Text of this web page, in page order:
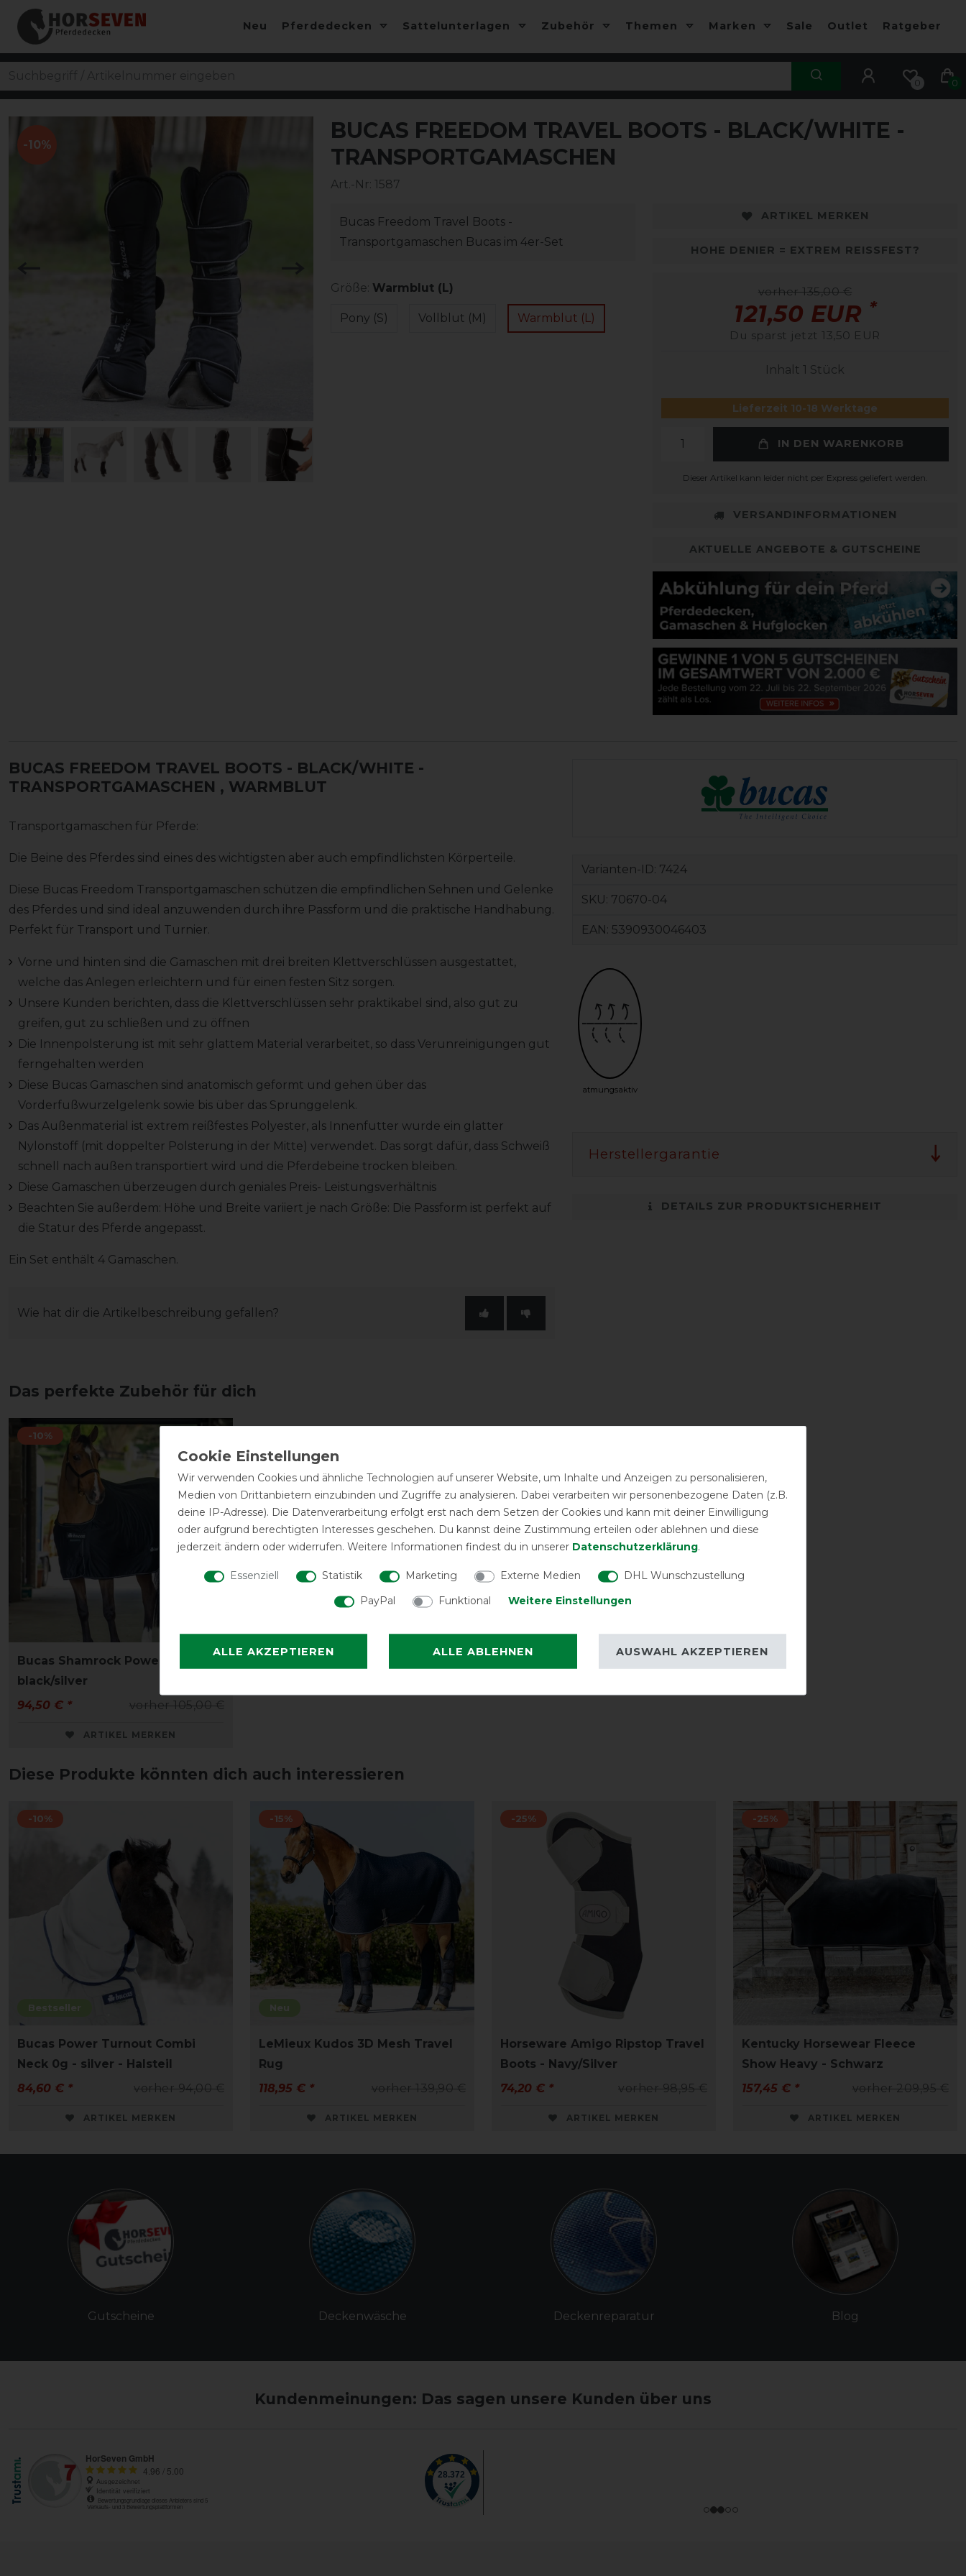
Neu Pferdedecken Sattelunterlagen Zubehör Themen Marken Sale Outlet Ratgeber
0 0
-10%
BUCAS FREEDOM TRAVEL BOOTS - BLACK/WHITE -
TRANSPORTGAMASCHEN
Art.-Nr: 1587
Bucas Freedom Travel Boots -
Transportgamaschen Bucas im 4er-Set
Größe: Warmblut (L)
Pony (S) Vollblut (M) Warmblut (L)
ARTIKEL MERKEN
HOHE DENIER = EXTREM REISSFEST?
vorher 135,00 €
121,50 EUR *
Du sparst jetzt 13,50 EUR
Inhalt 1 Stück
Lieferzeit 10-18 Werktage
IN DEN WARENKORB
Dieser Artikel kann leider nicht per Express geliefert werden.
VERSANDINFORMATIONEN
AKTUELLE ANGEBOTE & GUTSCHEINE
BUCAS FREEDOM TRAVEL BOOTS - BLACK/WHITE -
TRANSPORTGAMASCHEN , WARMBLUT
Transportgamaschen für Pferde:
Die Beine des Pferdes sind eines des wichtigsten aber auch empfindlichsten Körperteile.
Diese Bucas Freedom Transportgamaschen schützen die empfindlichen Sehnen und Gelenke
des Pferdes und sind ideal anzuwenden durch ihre Passform und die praktische Handhabung.
Perfekt für Transport und Turnier.
Vorne und hinten sind die Gamaschen mit drei breiten Klettverschlüssen ausgestattet,
welche das Anlegen erleichtern und für einen festen Sitz sorgen.
Unsere Kunden berichten, dass die Klettverschlüssen sehr praktikabel sind, also gut zu
greifen, gut zu schließen und zu öffnen
Die Innenpolsterung ist mit sehr glattem Material verarbeitet, so dass Verunreinigungen gut
ferngehalten werden
Diese Bucas Gamaschen sind anatomisch geformt und gehen über das
Vorderfußwurzelgelenk sowie bis über das Sprunggelenk.
Das Außenmaterial ist extrem reißfestes Polyester, als Innenfutter wurde ein glatter
Nylonstoff (mit doppelter Polsterung in der Mitte) verwendet. Das sorgt dafür, dass Schweiß
schnell nach außen transportiert wird und die Pferdebeine trocken bleiben.
Diese Gamaschen überzeugen durch geniales Preis- Leistungsverhältnis
Beachten Sie außerdem: Höhe und Breite variiert je nach Größe: Die Passform ist perfekt auf
die Statur des Pferde angepasst.
Ein Set enthält 4 Gamaschen.
Wie hat dir die Artikelbeschreibung gefallen?
Varianten-ID: 7424
SKU: 70670-04
EAN: 5390930046403
atmungsaktiv
Herstellergarantie
DETAILS ZUR PRODUKTSICHERHEIT
Das perfekte Zubehör für dich
-10%
Bucas Shamrock Power -
black/silver
vorher 105,00 €
94,50 € *
ARTIKEL MERKEN
Diese Produkte könnten dich auch interessieren
Bestseller
-10%
Bucas Power Turnout Combi
Neck 0g - silver - Halsteil
vorher 94,00 €
84,60 € *
ARTIKEL MERKEN
Neu
-15%
LeMieux Kudos 3D Mesh Travel
Rug
vorher 139,90 €
118,95 € *
ARTIKEL MERKEN
-25%
Horseware Amigo Ripstop Travel
Boots - Navy/Silver
vorher 98,95 €
74,20 € *
ARTIKEL MERKEN
-25%
Kentucky Horsewear Fleece
Show Heavy - Schwarz
vorher 209,95 €
157,45 € *
ARTIKEL MERKEN
Gutscheine Deckenwäsche Deckenreparatur Blog
Kundenmeinungen: Das sagen unsere Kunden über uns
Wir verwenden Cookies und ähnliche Technologien auf unserer Website, um Inhalte und Anzeigen zu personalisieren,
Medien von Drittanbietern einzubinden und Zugriffe zu analysieren. Dabei verarbeiten wir personenbezogene Daten (z.B.
deine IP-Adresse). Die Datenverarbeitung erfolgt erst nach dem Setzen der Cookies und kann mit deiner Einwilligung
oder aufgrund berechtigten Interesses geschehen. Du kannst deine Zustimmung erteilen oder ablehnen und diese
jederzeit ändern oder widerrufen. Weitere Informationen findest du in unserer Daten­schutz­erklärung.
Essenziell Statistik Marketing Externe Medien
DHL Wunschzustellung
PayPal
Funktional Weitere Einstellungen
ALLE AKZEPTIEREN ALLE ABLEHNEN AUSWAHL AKZEPTIEREN